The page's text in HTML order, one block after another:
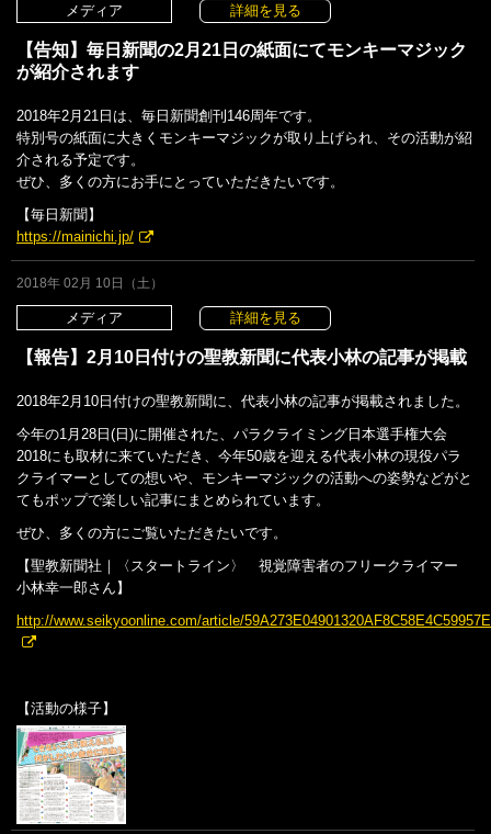
メディア 詳細を見る
【告知】毎日新聞の2月21日の紙面にてモンキーマジック
が紹介されます
2018年2月21日は、毎日新聞創刊146周年です。
特別号の紙面に大きくモンキーマジックが取り上げられ、その活動が紹
介される予定です。
ぜひ、多くの方にお手にとっていただきたいです。
【毎日新聞】
https://mainichi.jp/
2018年 02月 10日（土）
メディア 詳細を見る
【報告】2月10日付けの聖教新聞に代表小林の記事が掲載
2018年2月10日付けの聖教新聞に、代表小林の記事が掲載されました。
今年の1月28日(日)に開催された、パラクライミング日本選手権大会
2018にも取材に来ていただき、今年50歳を迎える代表小林の現役パラ
クライマーとしての想いや、モンキーマジックの活動への姿勢などがと
てもポップで楽しい記事にまとめられています。
ぜひ、多くの方にご覧いただきたいです。
【聖教新聞社｜〈スタートライン〉 視覚障害者のフリークライマー
小林幸一郎さん】
http://www.seikyoonline.com/article/
【活動の様子】